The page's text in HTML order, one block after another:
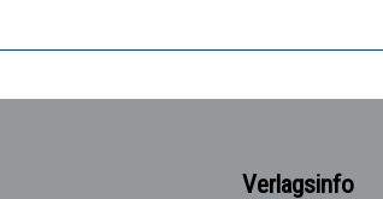
Verlagsinfo